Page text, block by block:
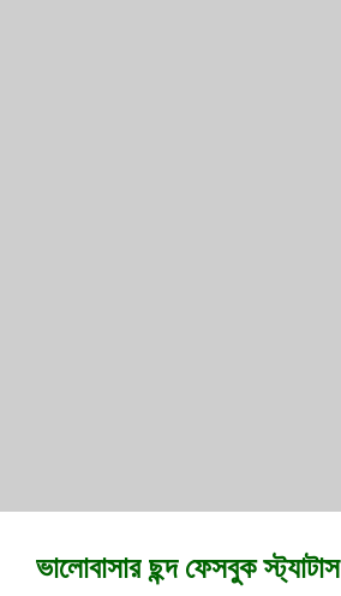
ভালোবাসার ছন্দ ফেসবুক স্ট্যাটাস